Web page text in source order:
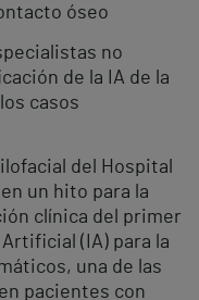
óseo
no
de la IA de la
casos
del Hospital
un hito para la
clínica del primer
(IA) para la
una de las
pacientes con